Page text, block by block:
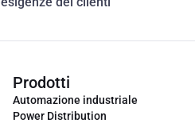
Prodotti
Automazione industriale
Power Distribution